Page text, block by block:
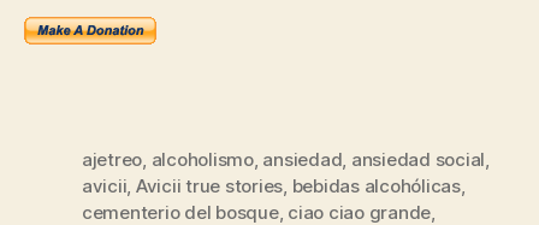
ajetreo alcoholismo, ansiedad ansiedad social
avicii Avicii true stories bebidas alcohólicas,
cementerio del bosque, ciao ciao grande